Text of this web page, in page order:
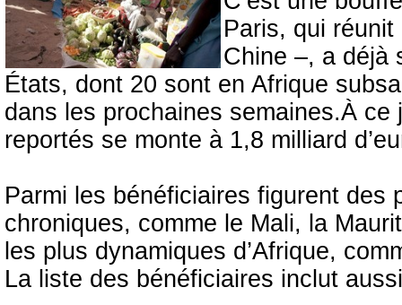
Paris, qui
Chine –, a déjà
États, dont 20 sont en Afrique
dans les prochaines semaines.À
reportés se monte à 1,8 milliard
Parmi les bénéficiaires figurent
chroniques, comme le Mali, la
les plus dynamiques d’Afrique,
La liste des bénéficiaires inclut